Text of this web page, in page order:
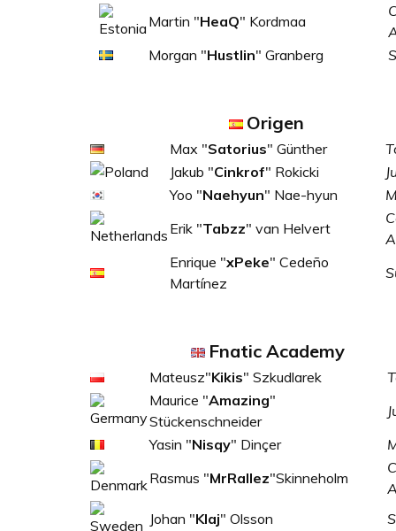
Martin "HeaQ" Kordmaa
Morgan "Hustlin" Granberg
Origen
Max "Satorius" Günther
Jakub "Cinkrof" Rokicki
Yoo "Naehyun" Nae-hyun
Erik "Tabzz" van Helvert
Enrique "xPeke" Cedeño
Martínez
Fnatic Academy
Mateusz"Kikis" Szkudlarek
Maurice "Amazing"
Stückenschneider
Yasin "Nisqy" Dinçer
Rasmus "MrRallez"Skinneholm
Johan "Klaj" Olsson